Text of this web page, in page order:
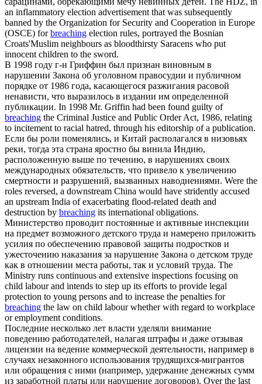
an inflammatory election advertisement that was subsequently
banned by the Organization for Security and Cooperation in Europe
(OSCE) forbreaching election rules, portrayed the Bosnian
Croats'Muslim neighbours as bloodthirsty Saracens who put
innocent children to the sword.
В 1998 году г-н Гриффин был признан виновным в
нарушении Закона об уголовном правосудии и публичном
порядке от 1986 года, касающегося разжигания расовой
ненависти, что выразилось в издании им определенной
публикации. In 1998 Mr. Griffin had been found guilty of
breaching the Criminal Justice and Public Order Act, 1986, relating
to incitement to racial hatred, through his editorship of a publication.
Если бы роли поменялись, и Китай располагался в низовьях
реки, тогда эта страна яростно бы винила Индию,
расположенную выше по течению, в нарушениях своих
международных обязательств, что привело к увеличению
смертности и разрушений, вызванных наводнениями. Were the
roles reversed, a downstream China would have stridently accused
an upstream India of exacerbating flood-related death and
destruction by breaching its international obligations.
Министерство проводит постоянные и активные инспекции
на предмет возможного детского труда и намерено приложить
усилия по обеспечению правовой защиты подростков и
ужесточению наказания за нарушение Закона о детском труде
как в отношении места работы, так и условий труда. The
Ministry runs continuous and extensive inspections focusing on
child labour and intends to step up its efforts to provide legal
protection to young persons and to increase the penalties for
breaching the law on child labour whether with regard to workplace
or employment conditions.
Последние несколько лет власти уделяли внимание
поведению работодателей, налагая штрафы и даже отзывая
лицензии на ведение коммерческой деятельности, например в
случаях незаконного использования трудящихся-мигрантов
или обращения с ними (например, удержание денежных сумм
из заработной платы или нарушение договоров). Over the last